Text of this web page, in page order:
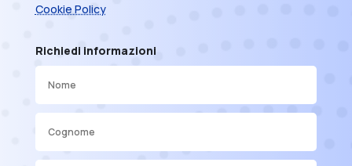
Cookie Policy
Richiedi informazioni